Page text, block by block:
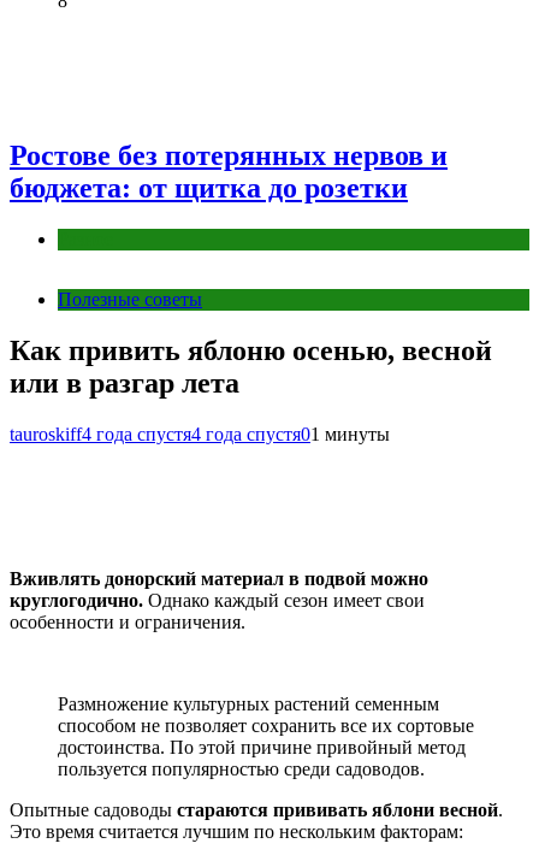
Ростове без потерянных нервов и
бюджета: от щитка до розетки
Полезные советы
Как привить яблоню осенью, весной
или в разгар лета
tauroskiff4 года спустя4 года спустя01 минуты
Вживлять донорский материал в подвой можно
круглогодично. Однако каждый сезон имеет свои
особенности и ограничения.
Размножение культурных растений семенным
способом не позволяет сохранить все их сортовые
достоинства. По этой причине привойный метод
пользуется популярностью среди садоводов.
Опытные садоводы стараются прививать яблони весной.
Это время считается лучшим по нескольким факторам: